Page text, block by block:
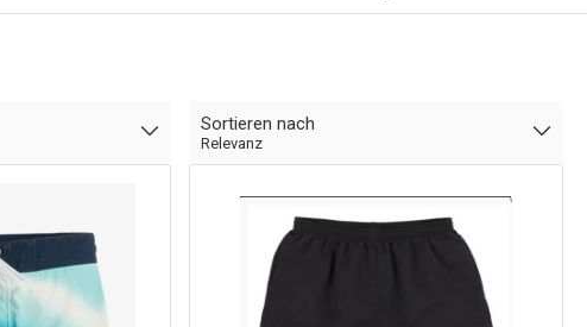
Sortieren nach
Relevanz